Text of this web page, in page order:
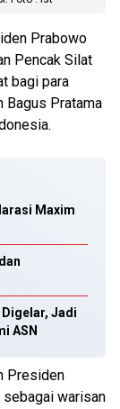
Prabowo
Pencak Silat
bagi para
Bagus Pratama
Maxim
Jadi
ASN
Presiden
warisan